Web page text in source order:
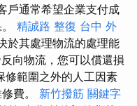
戶通常希望企業支付成
精誠路 整復 台中 外
於其處理物流的處理能
向物流，您可以償還損
修範圍之外的人工因素
費。 新竹撥筋 關鍵字